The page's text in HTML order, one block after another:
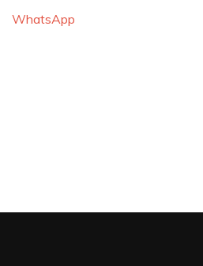
WhatsApp